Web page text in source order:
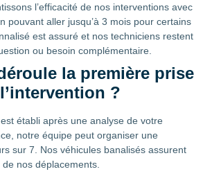
l’efficacité de nos interventions avec
pouvant aller jusqu’à 3 mois pour certains
est assuré et nos techniciens restent
ou besoin complémentaire.
la première prise
?
établi après une analyse de votre
notre équipe peut organiser une
sur 7. Nos véhicules banalisés assurent
nos déplacements.